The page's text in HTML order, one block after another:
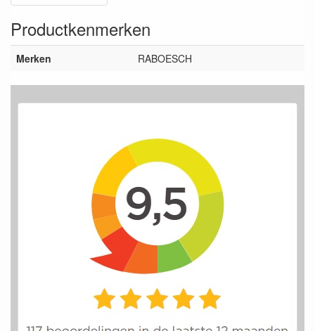
Productkenmerken
Merken RABOESCH